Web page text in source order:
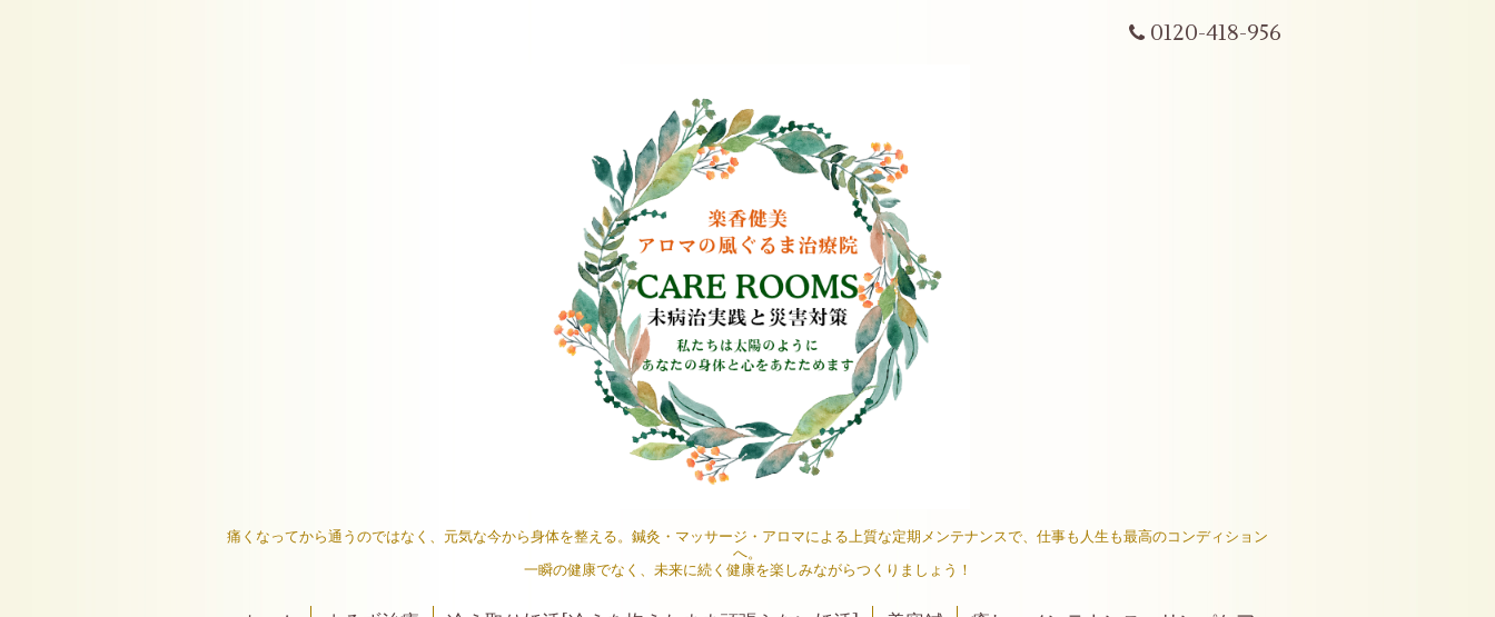
0120-418-956
痛くなってから通うのではなく、元気な今から身体を整える。鍼灸・マッサージ・アロマによる上質な定期メンテナンスで、仕事も人生も最高のコンディション
へ。
一瞬の健康でなく、未来に続く健康を楽しみながらつくりましょう！